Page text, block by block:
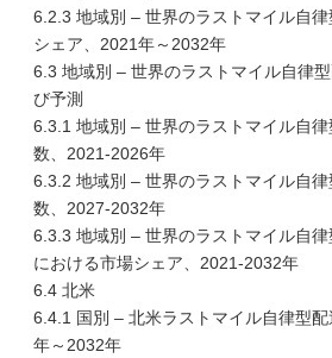
6.2.3 地域別 – 世界のラストマイル自
シェア、2021年～2032年
6.3 地域別 – 世界のラストマイル自律
び予測
6.3.1 地域別 – 世界のラストマイル自
数、2021-2026年
6.3.2 地域別 – 世界のラストマイル自
数、2027-2032年
6.3.3 地域別 – 世界のラストマイル自
における市場シェア、2021-2032年
6.4 北米
6.4.1 国別 – 北米ラストマイル自律型
年～2032年